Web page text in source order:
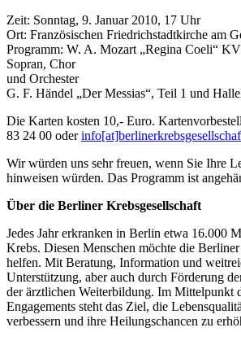
Zeit: Sonntag, 9. Januar 2010, 17 Uhr
Ort: Französischen Friedrichstadtkirche am
Programm: W. A. Mozart „Regina Coeli“
Sopran, Chor
und Orchester
G. F. Händel „Der Messias“, Teil 1 und
Die Karten kosten 10,- Euro.
83 24 00 oder
Wir würden uns sehr freuen, wenn Sie Ihre
hinweisen würden. Das Programm ist
Über die Berliner Krebsgesellschaft
Jedes Jahr erkranken in Berlin etwa 16.000
Krebs. Diesen Menschen möchte die
helfen. Mit Beratung, Information und
Unterstützung, aber auch durch Förderung
der ärztlichen Weiterbildung. Im Mittelpunkt
Engagements steht das Ziel, die
verbessern und ihre Heilungschancen zu